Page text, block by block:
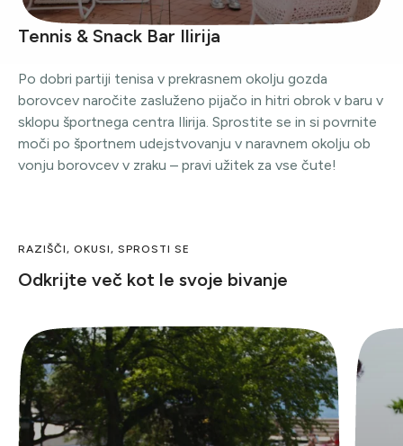
Tennis & Snack Bar Ilirija
Po dobri partiji tenisa v prekrasnem okolju gozda
borovcev naročite zasluženo pijačo in hitri obrok v baru v
sklopu športnega centra Ilirija. Sprostite se in si povrnite
moči po športnem udejstvovanju v naravnem okolju ob
vonju borovcev v zraku – pravi užitek za vse čute!
RAZIŠČI, OKUSI, SPROSTI SE
Odkrijte več kot le svoje bivanje